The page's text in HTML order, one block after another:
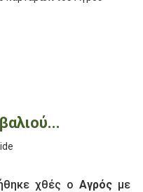
χθές οΑγρός με